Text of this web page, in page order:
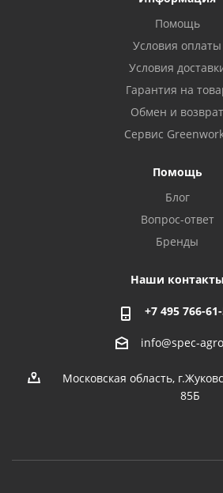
Помощь
Условия оплаты
Условия
Гарантия на
Обмен и возврат
Сервис
Помощь
Блог
Вопрос-ответ
Бренды
Наши контакты
+7 495 766-
info@spec-
Московская область,
85Б